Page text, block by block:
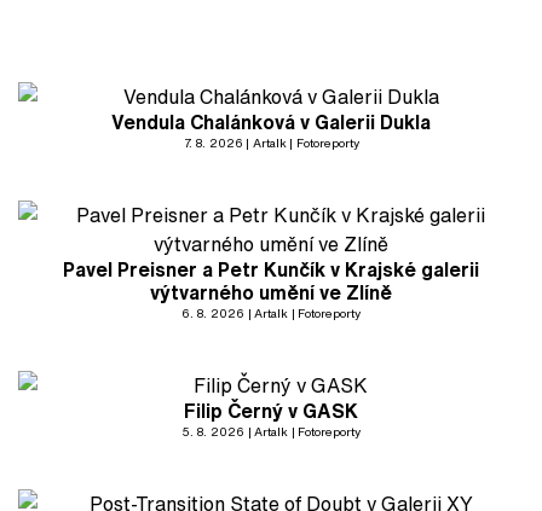
Vendula Chalánková v Galerii Dukla
7. 8. 2026 Artalk Fotoreporty
Pavel Preisner a Petr Kunčík v Krajské galerii
výtvarného umění ve Zlíně
6. 8. 2026 Artalk Fotoreporty
Filip Černý v GASK
5. 8. 2026 Artalk Fotoreporty